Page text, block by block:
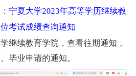
宁夏大学2023年高等学历继续教
考试成绩查询通知
继续教育学院，查看往期通知，
毕业申请的通知。